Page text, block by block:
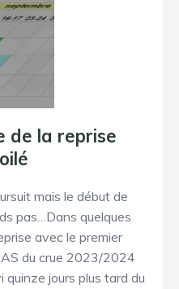
de la reprise
mais le début de
pas…Dans quelques
avec le premier
du crue 2023/2024
quinze jours plus tard du